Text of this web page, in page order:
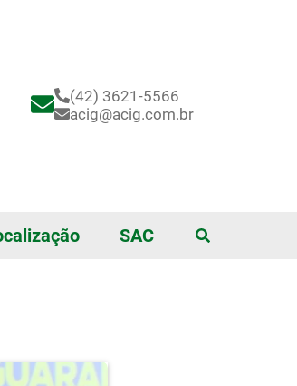
(42) 3621-5566
acig@acig.com.br
SAC